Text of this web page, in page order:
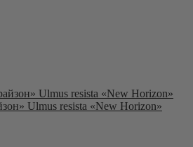
Ulmus resista «New Horizon»